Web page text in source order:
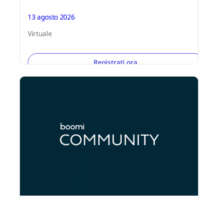
13 agosto 2026
Virtuale
Registrati ora